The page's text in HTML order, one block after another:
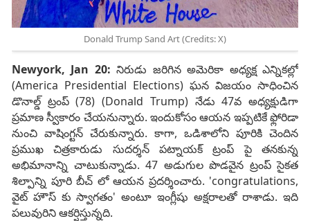
Donald Trump Sand Art (Credits: X)
Newyork, Jan 20: నిరుడు జరిగిన అమెరికా అధ్యక్ష ఎన్నికల్లో
(America Presidential Elections) ఘన విజయం సాధించిన
డొనాల్డ్ ట్రంప్ (78) (Donald Trump) నేడు 47వ అధ్యక్షుడిగా
ప్రమాణ స్వీకారం చేయనున్నారు. ఇందుకోసం ఆయన ఇప్పటికే ఫ్లోరిడా
నుంచి వాషింగ్టన్ చేరుకున్నారు. కాగా, ఒడిశాలోని పూరికి చెందిన
ప్రముఖ చిత్రకారుడు సుదర్శన్ పట్నాయక్ ట్రంప్‌ పై తనకున్న
అభిమానాన్ని చాటుకున్నాడు. 47 అడుగుల పొడవైన ట్రంప్ సైకత
శిల్పాన్ని పూరి బీచ్‌ లో ఆయన ప్రదర్శించారు. 'congratulations,
వైట్ హౌస్‌ కు స్వాగతం' అంటూ ఇంగ్లీషు అక్షరాలతో రాశాడు. ఇది
పలువురిని ఆకర్షిస్తున్నది.